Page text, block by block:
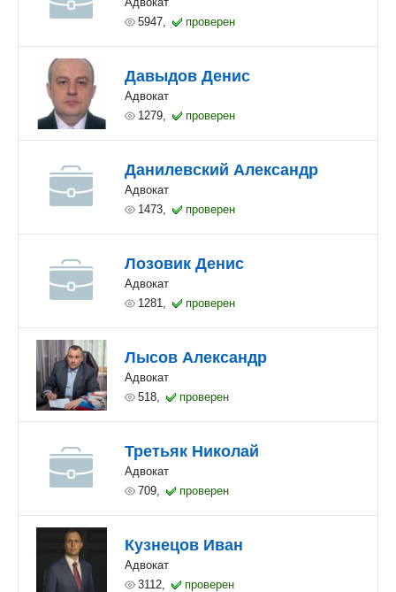
5947,
проверен
Давыдов Денис
Адвокат
1279,
проверен
Данилевский Александр
Адвокат
1473,
проверен
Лозовик Денис
Адвокат
1281,
проверен
Лысов Александр
Адвокат
518,
проверен
Третьяк Николай
Адвокат
709,
проверен
Кузнецов Иван
Адвокат
3112,
проверен